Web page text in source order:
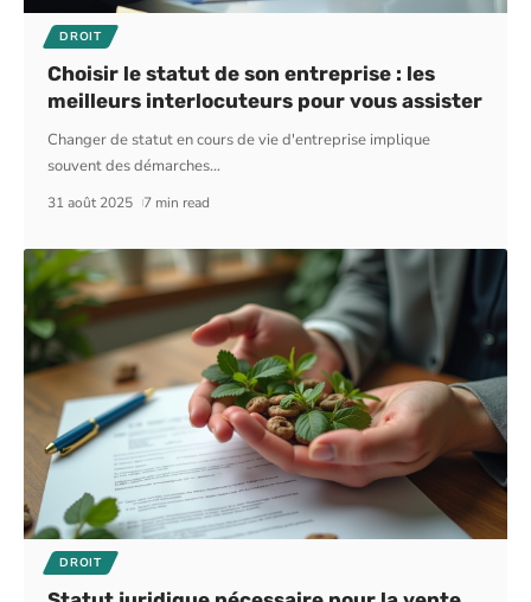
DROIT
Choisir le statut de son entreprise : les
meilleurs interlocuteurs pour vous assister
Changer de statut en cours de vie d'entreprise implique
souvent des démarches…
31 août 2025 7 min read
DROIT